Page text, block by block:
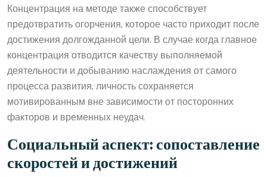
Концентрация на методе также способствует
предотвратить огорчения, которое часто приходит после
достижения долгожданной цели. В случае когда главное
концентрация отводится качеству выполняемой
деятельности и добыванию наслаждения от самого
процесса развития, личность сохраняется
мотивированным вне зависимости от посторонних
факторов и временных неудач.
Социальный аспект: сопоставление
скоростей и достижений